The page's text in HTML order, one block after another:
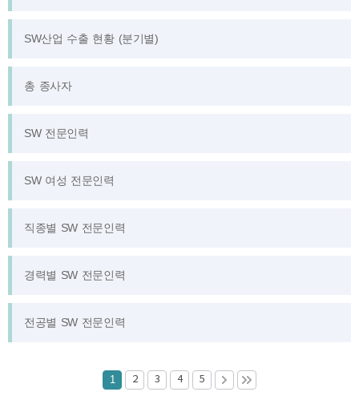
SW산업 수출 현황 (분기별)
총 종사자
SW 전문인력
SW 여성 전문인력
직종별 SW 전문인력
경력별 SW 전문인력
전공별 SW 전문인력
1 2 3 4 5